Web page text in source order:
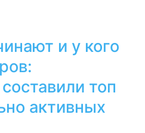
и у кого
топ
активных